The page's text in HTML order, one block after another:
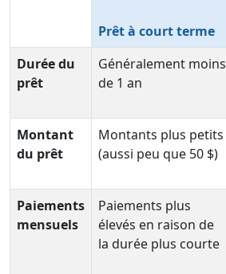
Prêt à court terme
Durée du
prêt
Généralement moins
de 1 an
Montant
du prêt
Montants plus petits
(aussi peu que 50 $)
Paiements
mensuels
Paiements plus
élevés en raison de
la durée plus courte